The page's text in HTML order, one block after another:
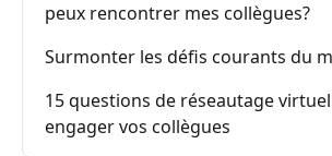
peux rencontrer mes collègues?
Surmonter les défis courants du
15 questions de réseautage
engager vos collègues